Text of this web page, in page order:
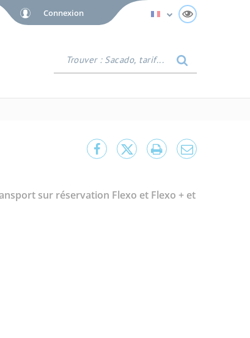
Connexion Afficher
Sacado,
Partager
sur
Partager
sur
LancerPartager
par
sur réservation Flexo et Flexo + et